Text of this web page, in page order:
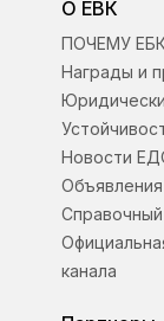
О ЕВК
ПОЧЕМУ
Награды и
Новости
Объявления
канала